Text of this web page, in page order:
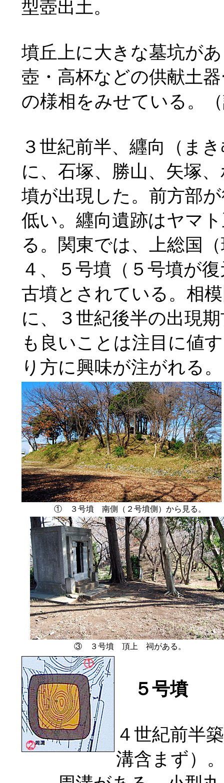
型壺出土。
墳丘上に大きな墓坑が
壺・高杯などの供献土
の様相をみせている。
３世紀前半、纒向（ま
に、石塚、勝山、矢塚
墳が出現した。前方部
低い。纒向遺跡はヤマ
る。関東では、上総国
４、５号墳（５号墳が
古墳とされている。相
に、３世紀後半の出現
も良いことは注目に値
り方に興味が注がれる。
① ３号墳 南側（２号墳側）から見る。
③ ３号墳 頂上 祠がある。
５号墳
４世紀前半
溝含まず）